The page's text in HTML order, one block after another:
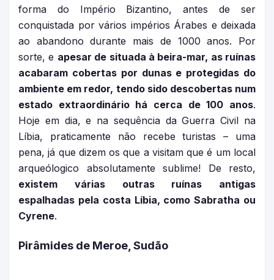
forma do Império Bizantino, antes de ser
conquistada por vários impérios Árabes e deixada
ao abandono durante mais de 1000 anos. Por
sorte, e apesar de situada à beira-mar, as ruínas
acabaram cobertas por dunas e protegidas do
ambiente em redor, tendo sido descobertas num
estado extraordinário há cerca de 100 anos.
Hoje em dia, e na sequência da Guerra Civil na
Líbia, praticamente não recebe turistas – uma
pena, já que dizem os que a visitam que é um local
arqueólogico absolutamente sublime! De resto,
existem várias outras ruínas antigas
espalhadas pela costa Líbia, como Sabratha ou
Cyrene.
Pirâmides de Meroe, Sudão